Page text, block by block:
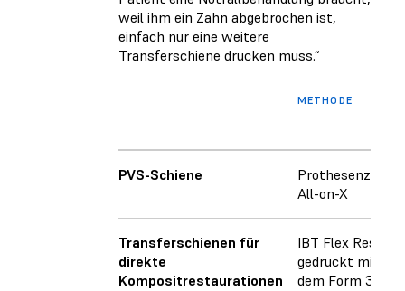
weil ihm ein Zahn abgebrochen ist,
einfach nur eine weitere
Transferschiene drucken muss.“
METHODE
PVS-Schiene
Prothesenzähne,
All-on-X
Transferschienen für
direkte
Kompositrestaurationen
IBT Flex Resin
gedruckt mit
dem Form 3B+